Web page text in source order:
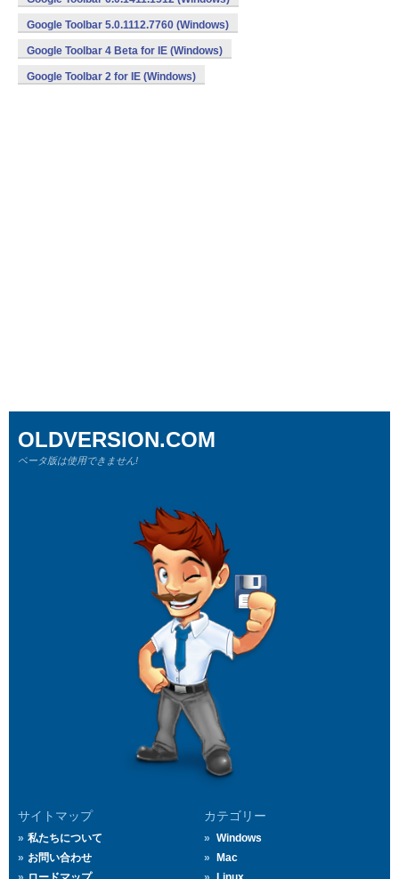
Google Toolbar 5.0.1112.7760 (Windows)
Google Toolbar 4 Beta for IE (Windows)
Google Toolbar 2 for IE (Windows)
サイトマップ
私たちについて
お問い合わせ
カテゴリー
Windows
Mac
OLDVERSION.COM
ベータ版は使用できません!